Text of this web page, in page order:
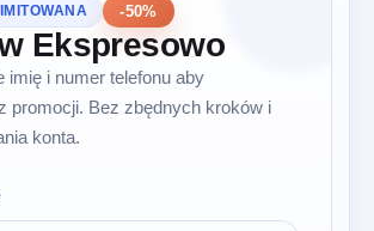
-50%
Ekspresowo
imię i numer telefonu aby
promocji. Bez zbędnych kroków i
konta.